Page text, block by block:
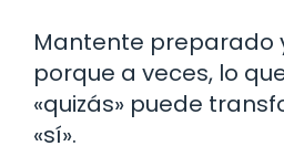
Mantente preparado
porque a veces, lo
«quizás» puede
«sí».